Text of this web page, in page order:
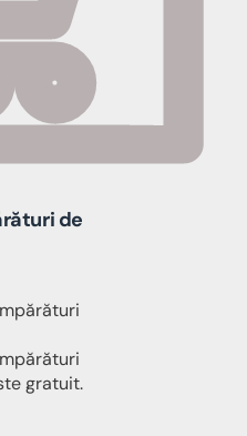
de
gratuit.